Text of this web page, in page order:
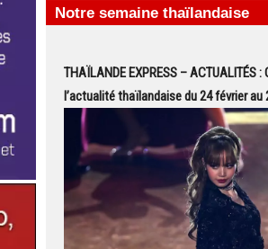
Notre semaine thaïlandaise
THAÏLANDE EXPRESS – ACTUALITÉS :
l’actualité thaïlandaise du 24 février au